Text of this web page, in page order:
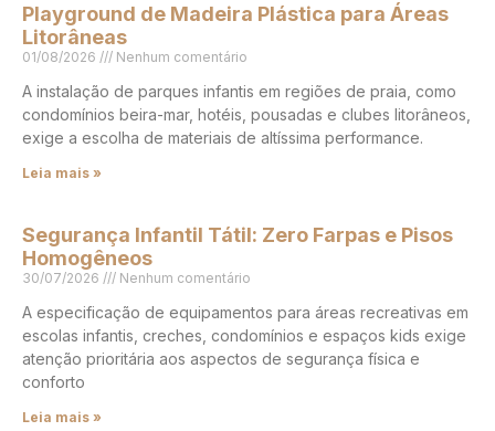
Playground de Madeira Plástica para Áreas
Litorâneas
01/08/2026 Nenhum comentário
A instalação de parques infantis em regiões de praia, como
condomínios beira-mar, hotéis, pousadas e clubes litorâneos,
exige a escolha de materiais de altíssima performance.
Leia mais »
Segurança Infantil Tátil: Zero Farpas e Pisos
Homogêneos
30/07/2026 Nenhum comentário
A especificação de equipamentos para áreas recreativas em
escolas infantis, creches, condomínios e espaços kids exige
atenção prioritária aos aspectos de segurança física e
conforto
Leia mais »